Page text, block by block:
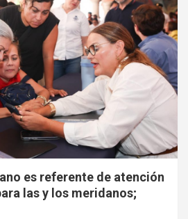
es referente de atención
las y los meridanos;